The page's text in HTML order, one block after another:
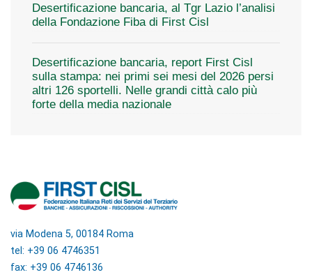
Desertificazione bancaria, al Tgr Lazio l’analisi
della Fondazione Fiba di First Cisl
Desertificazione bancaria, report First Cisl
sulla stampa: nei primi sei mesi del 2026 persi
altri 126 sportelli. Nelle grandi città calo più
forte della media nazionale
via Modena 5, 00184 Roma
tel: +39 06 4746351
fax: +39 06 4746136